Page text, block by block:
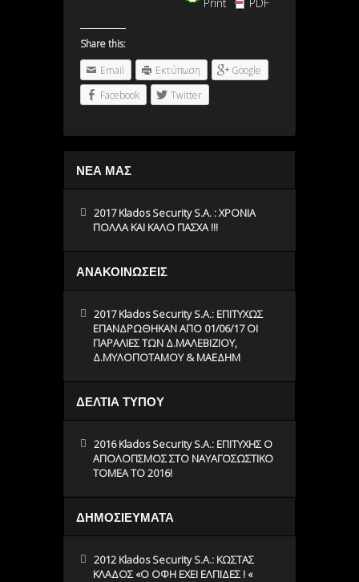
Share this:
Email
Εκτύπωση
Google
Facebook
Twitter
ΝΕΑ ΜΑΣ
2017 Klados Security S.A. : ΧΡΟΝΙΑ
ΠΟΛΛΑ ΚΑΙ ΚΑΛΟ ΠΑΣΧΑ !!!
ΑΝΑΚΟΙΝΩΣΕΙΣ
2017 Klados Security S.A.: ΕΠΙΤΥΧΩΣ
ΕΠΑΝΔΡΩΘΗΚΑΝ ΑΠΟ 01/06/17 ΟΙ
ΠΑΡΑΛΙΕΣ ΤΩΝ Δ.ΜΑΛΕΒΙΖΙΟΥ,
Δ.ΜΥΛΟΠΟΤΑΜΟΥ & ΜΑΕΔΗΜ
ΔΕΛΤΙΑ ΤΥΠΟΥ
2016 Klados Security S.A.: ΕΠΙΤΥΧΗΣ Ο
ΑΠΟΛΟΓΙΣΜΟΣ ΣΤΟ ΝΑΥΑΓΟΣΩΣΤΙΚΟ
ΤΟΜΕΑ ΤΟ 2016!
ΔΗΜΟΣΙΕΥΜΑΤΑ
2012 Klados Security S.A.: ΚΩΣΤΑΣ
ΚΛΑΔΟΣ «O ΟΦΗ ΕΧΕΙ ΕΛΠΙΔΕΣ ! «